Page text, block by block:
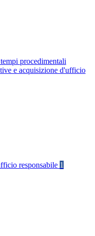
procedimentali
e acquisizione d'ufficio
responsabile 1